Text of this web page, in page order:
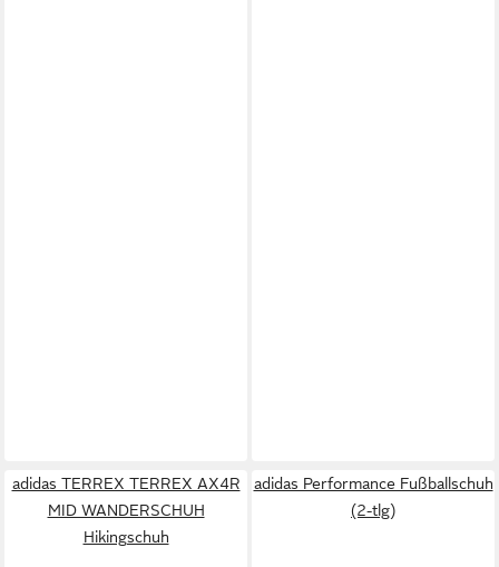
adidas TERREX TERREX AX4R
MID WANDERSCHUH
Hikingschuh
adidas Performance Fußballschuh
(2-tlg)